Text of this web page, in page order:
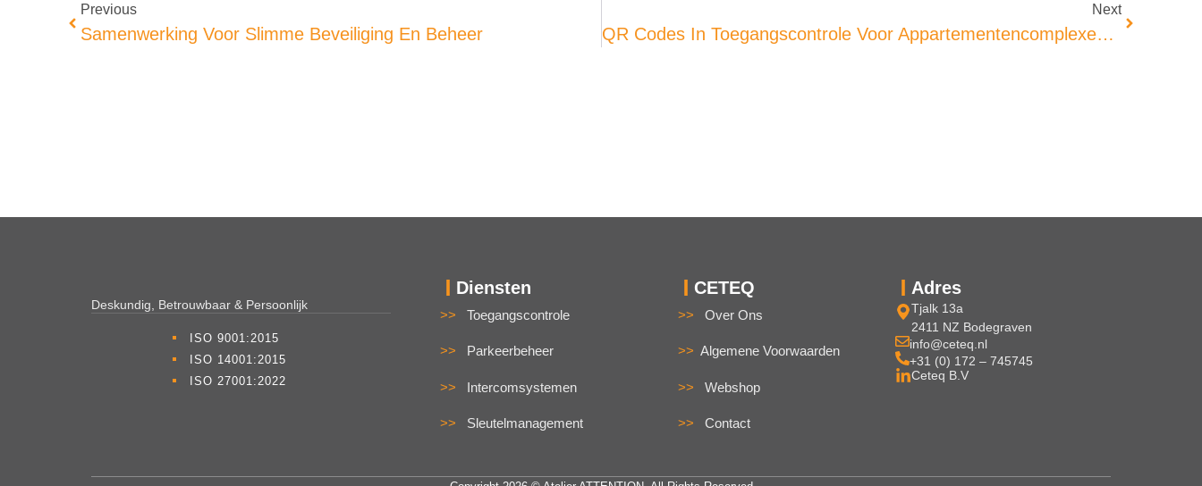
Previous
Samenwerking Voor Slimme Beveiliging En Beheer
Next
QR Codes In Toegangscontrole Voor Appartementencomplexen: Een Verhaal Van Vrijheid En Efficiëntie
Deskundig, Betrouwbaar & Persoonlijk
ISO 9001:2015
ISO 14001:2015
ISO 27001:2022
Diensten
>> Toegangscontrole
>> Parkeerbeheer
>> Intercomsystemen
>> Sleutelmanagement
CETEQ
>> Over Ons
>> Algemene Voorwaarden
>> Webshop
>> Contact
Adres
Tjalk 13a
2411 NZ Bodegraven
info@ceteq.nl
+31 (0) 172 – 745745
Ceteq B.V